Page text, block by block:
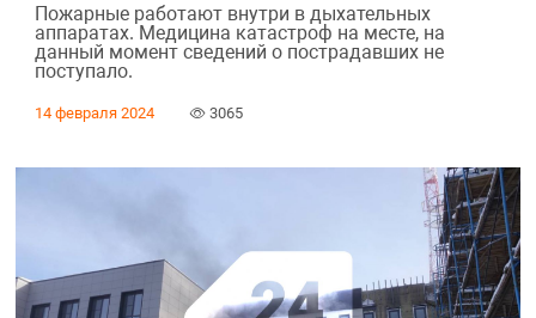
Пожарные работают внутри в дыхательных
аппаратах. Медицина катастроф на месте, на
данный момент сведений о пострадавших не
поступало.
14 февраля 2024 3065